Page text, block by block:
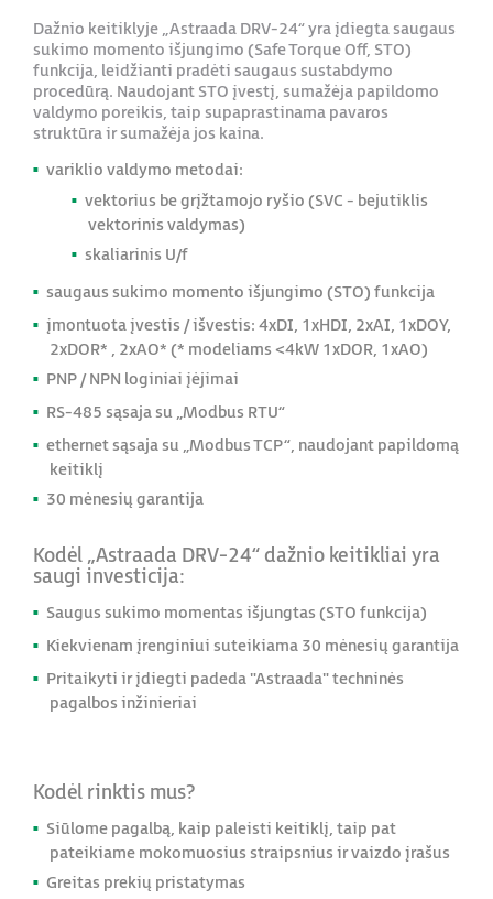
Dažnio keitiklyje „Astraada DRV-24“ yra įdiegta saugaus
sukimo momento išjungimo (Safe Torque Off, STO)
funkcija, leidžianti pradėti saugaus sustabdymo
procedūrą. Naudojant STO įvestį, sumažėja papildomo
valdymo poreikis, taip supaprastinama pavaros
struktūra ir sumažėja jos kaina.
variklio valdymo metodai:
vektorius be grįžtamojo ryšio (SVC - bejutiklis
vektorinis valdymas)
skaliarinis U/f
saugaus sukimo momento išjungimo (STO) funkcija
įmontuota įvestis / išvestis: 4xDI, 1xHDI, 2xAI, 1xDOY,
2xDOR* , 2xAO* (* modeliams <4kW 1xDOR, 1xAO)
PNP / NPN loginiai įėjimai
RS-485 sąsaja su „Modbus RTU“
ethernet sąsaja su „Modbus TCP“, naudojant papildomą
keitiklį
30 mėnesių garantija
Kodėl „Astraada DRV-24“ dažnio keitikliai yra
saugi investicija:
Saugus sukimo momentas išjungtas (STO funkcija)
Kiekvienam įrenginiui suteikiama 30 mėnesių garantija
Pritaikyti ir įdiegti padeda "Astraada" techninės
pagalbos inžinieriai
Kodėl rinktis mus?
Siūlome pagalbą, kaip paleisti keitiklį, taip pat
pateikiame mokomuosius straipsnius ir vaizdo įrašus
Greitas prekių pristatymas